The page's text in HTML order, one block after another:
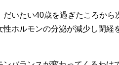
いたい40歳を過ぎたころから
ホルモンの分泌が減少し閉経